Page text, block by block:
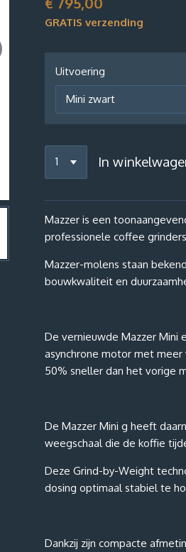
GRATIS verzending
Uitvoering
In
Mazzer is een
professionele coffee grinders
Mazzer-molens staan
bouwkwaliteit en
De vernieuwde Mazzer Mini
asynchrone motor met
50% sneller dan het vorige
De Mazzer Mini g heeft
weegschaal die de koffie
Deze Grind-by-Weight
dosing optimaal stabiel te
Dankzij zijn compacte